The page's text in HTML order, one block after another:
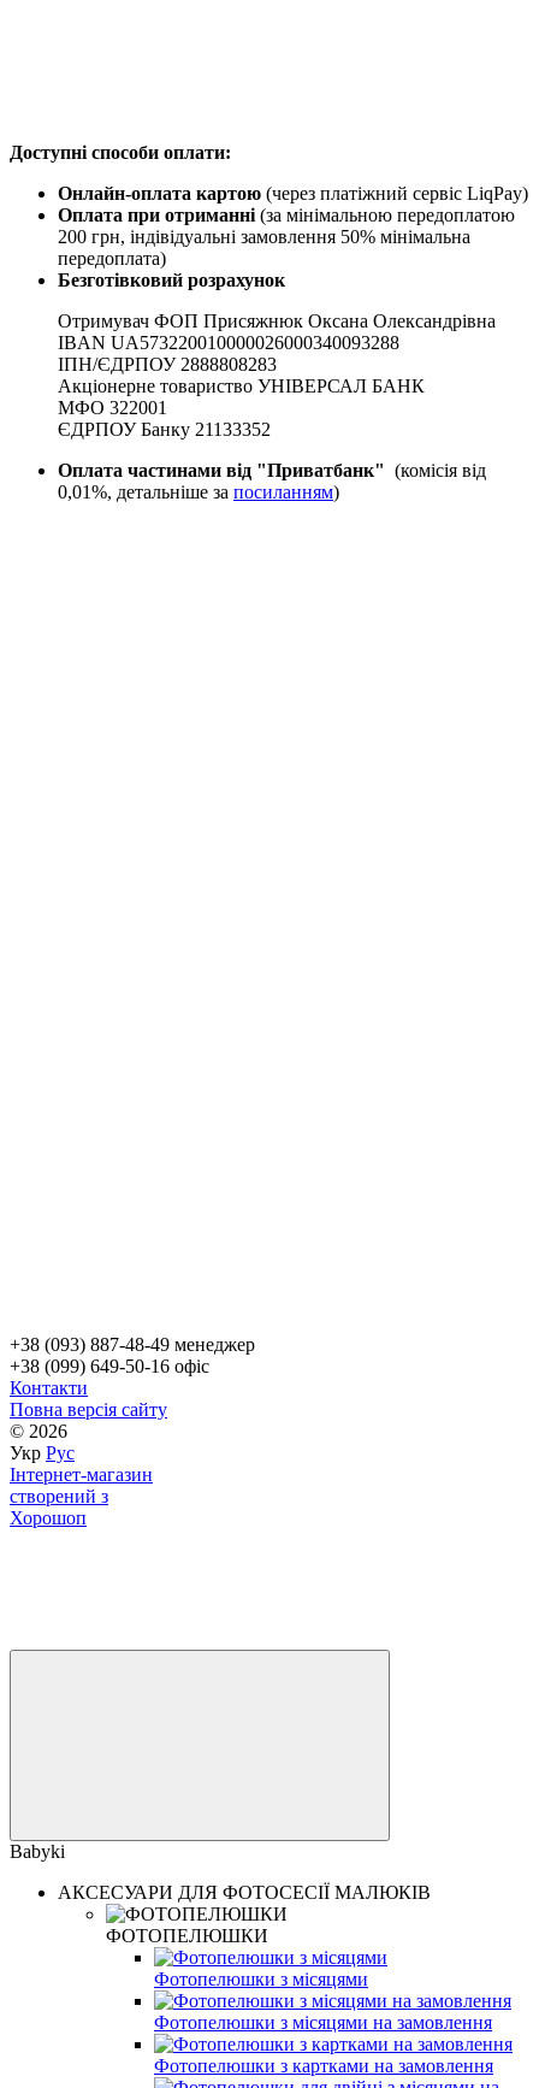
Доступні способи оплати:
Онлайн-оплата картою (через платіжний сервіс LiqPay)
Оплата при отриманні (за мінімальною передоплатою
200 грн, індівідуальні замовлення 50% мінімальна
передоплата)
Безготівковий розрахунок
Отримувач ФОП Присяжнюк Оксана Олександрівна
IBAN UA573220010000026000340093288
ІПН/ЄДРПОУ 2888808283
Акціонерне товариство УНІВЕРСАЛ БАНК
МФО 322001
ЄДРПОУ Банку 21133352
Оплата частинами від "Приватбанк" (комісія від
0,01%, детальніше за посиланням)
+38 (093) 887-48-49 менеджер
+38 (099) 649-50-16 офіс
Контакти
Повна версія сайту
© 2026
Укр Рус
Інтернет-магазин
створений з
Хорошоп
Babyki
АКСЕСУАРИ ДЛЯ ФОТОСЕСІЇ МАЛЮКІВ
ФОТОПЕЛЮШКИ
Фотопелюшки з місяцями
Фотопелюшки з місяцями на замовлення
Фотопелюшки з картками на замовлення